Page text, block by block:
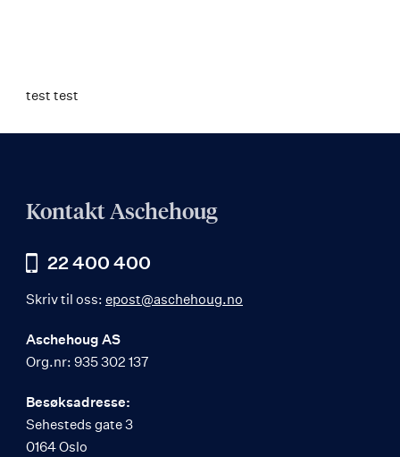
test test
Kontakt Aschehoug
22 400 400
Skriv til oss: epost@aschehoug.no
Aschehoug AS
Org.nr: 935 302 137
Besøksadresse:
Sehesteds gate 3
0164 Oslo